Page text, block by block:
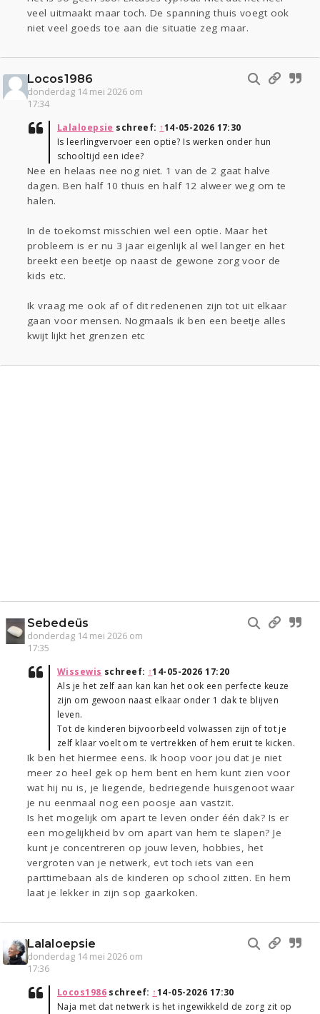
veel uitmaakt maar toch. De spanning thuis voegt ook
niet veel goeds toe aan die situatie zeg maar.
Locos1986
donderdag 14 mei 2026 om
17:34
Lalaloepsie schreef: ↑14-05-2026 17:30
Is leerlingvervoer een optie? Is werken onder hun
schooltijd een idee?
Nee en helaas nee nog niet. 1 van de 2 gaat halve
dagen. Ben half 10 thuis en half 12 alweer weg om te
halen.
In de toekomst misschien wel een optie. Maar het
probleem is er nu 3 jaar eigenlijk al wel langer en het
breekt een beetje op naast de gewone zorg voor de
kids etc.
Ik vraag me ook af of dit redenenen zijn tot uit elkaar
gaan voor mensen. Nogmaals ik ben een beetje alles
kwijt lijkt het grenzen etc
Sebedeüs
donderdag 14 mei 2026 om
17:35
Wissewis schreef: ↑14-05-2026 17:20
Als je het zelf aan kan kan het ook een perfecte keuze
zijn om gewoon naast elkaar onder 1 dak te blijven
leven.
Tot de kinderen bijvoorbeeld volwassen zijn of tot je
zelf klaar voelt om te vertrekken of hem eruit te kicken.
Ik ben het hiermee eens. Ik hoop voor jou dat je niet
meer zo heel gek op hem bent en hem kunt zien voor
wat hij nu is, je liegende, bedriegende huisgenoot waar
je nu eenmaal nog een poosje aan vastzit.
Is het mogelijk om apart te leven onder één dak? Is er
een mogelijkheid bv om apart van hem te slapen? Je
kunt je concentreren op jouw leven, hobbies, het
vergroten van je netwerk, evt toch iets van een
parttimebaan als de kinderen op school zitten. En hem
laat je lekker in zijn sop gaarkoken.
Lalaloepsie
donderdag 14 mei 2026 om
17:36
Locos1986schreef: ↑14-05-2026 17:30
Naja met dat netwerk is het ingewikkeld de zorg zit op